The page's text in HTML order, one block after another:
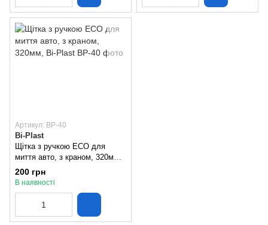
Артикул: ВР-40
Bi-Plast
Щітка з ручкою ECO для
миття авто, з краном, 320мм,
Bi-Plast
200 грн
В наявності